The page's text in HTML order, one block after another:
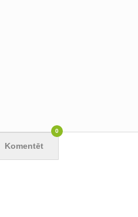
Komentēt
0